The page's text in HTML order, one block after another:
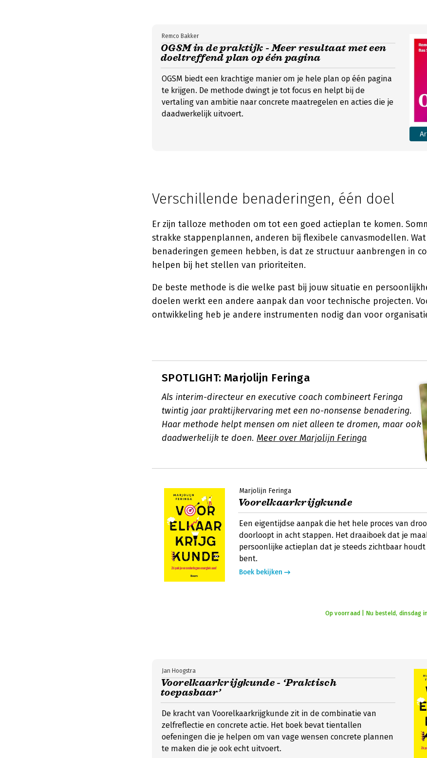
OGSM in de praktijk - Meer resultaat met een
doeltreffend plan op één pagina
Remco Bakker
OGSM biedt een krachtige manier om je hele plan op één pagina
te krijgen. De methode dwingt je tot focus en helpt bij de
vertaling van ambitie naar concrete maatregelen en acties die je
daadwerkelijk uitvoert.
Verschillende benaderingen, één doel
Er zijn talloze methoden om tot een goed actieplan te komen.
strakke stappenplannen, anderen bij flexibele canvasmodellen. Wat
benaderingen gemeen hebben, is dat ze structuur aanbrengen in
helpen bij het stellen van prioriteiten.
De beste methode is die welke past bij jouw situatie en
doelen werkt een andere aanpak dan voor technische projecten.
ontwikkeling heb je andere instrumenten nodig dan voor
SPOTLIGHT: Marjolijn Feringa
Als interim-directeur en executive coach combineert Feringa
twintig jaar praktijkervaring met een no-nonsense benadering.
Haar methode helpt mensen om niet alleen te dromen, maar ook
daadwerkelijk te doen. Meer over Marjolijn Feringa
Marjolijn Feringa
Voorelkaarkrijgkunde
Een eigentijdse aanpak die het hele proces van
doorloopt in acht stappen. Het draaiboek dat je
persoonlijke actieplan dat je steeds zichtbaar houdt
bent.
Boek bekijken
Op voorraad | Nu besteld, dinsdag
Voorelkaarkrijgkunde - ‘Praktisch
toepasbaar’
Jan Hoogstra
De kracht van Voorelkaarkrijgkunde zit in de combinatie van
zelfreflectie en concrete actie. Het boek bevat tientallen
oefeningen die je helpen om van vage wensen concrete plannen
te maken die je ook echt uitvoert.